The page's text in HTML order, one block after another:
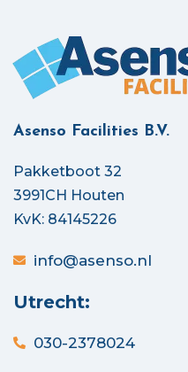
Asenso Facilities B.V.
Pakketboot 32
3991CH Houten
KvK: 84145226
info@asenso.nl
Utrecht:
030-2378024